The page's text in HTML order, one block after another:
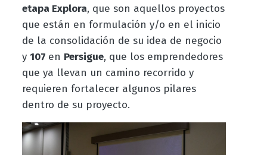
etapa Explora, que son aquellos proyectos
que están en formulación y/o en el inicio
de la consolidación de su idea de negocio
y 107 en Persigue, que los emprendedores
que ya llevan un camino recorrido y
requieren fortalecer algunos pilares
dentro de su proyecto.